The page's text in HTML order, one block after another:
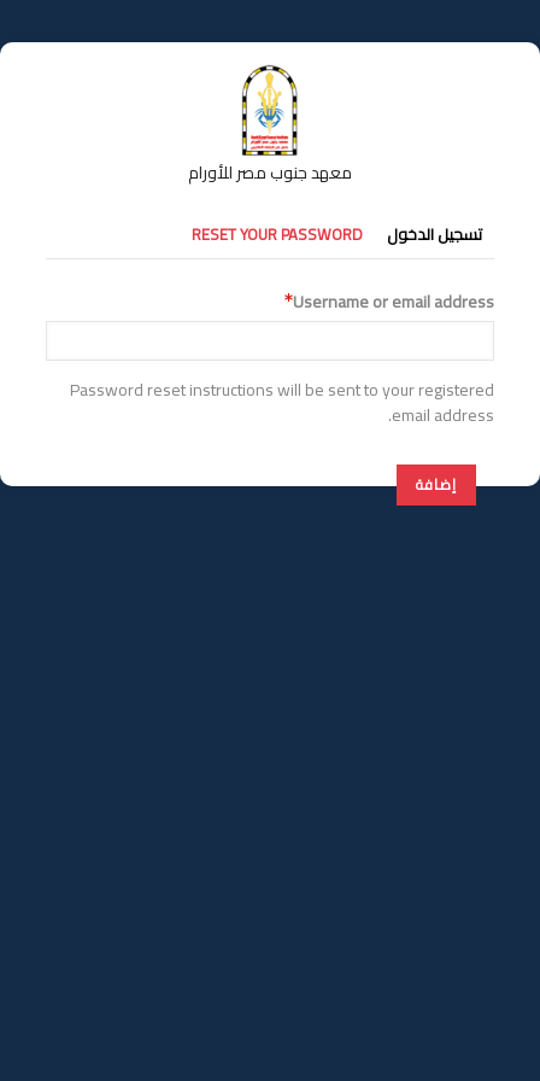
إلى
المحتوى
معهد جنوب مصر للأورام
التبويبات
الأساسية
تسجيل الدخول RESET YOUR PASSWORD
Username or email address
Password reset instructions will be sent to your registered
email address.